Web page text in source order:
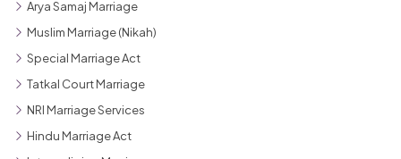
Arya Samaj Marriage
Muslim Marriage (Nikah)
Special Marriage Act
Tatkal Court Marriage
NRI Marriage Services
Hindu Marriage Act